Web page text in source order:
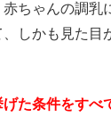
赤ちゃんの調乳
しかも見た目
た条件をすべ